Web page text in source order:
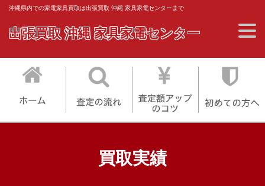
沖縄県内での家電家具買取は出張買取 沖縄 家具家電センターまで
出張買取 沖縄 家具家電センター
買取実績